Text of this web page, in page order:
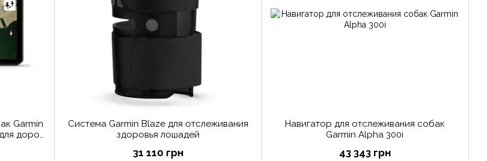
Garmin
дорог
Система Garmin Blaze для отслеживания
здоровья лошадей
31 110 грн
Навигатор для отслеживания собак
Garmin Alpha 300i
43 343 грн